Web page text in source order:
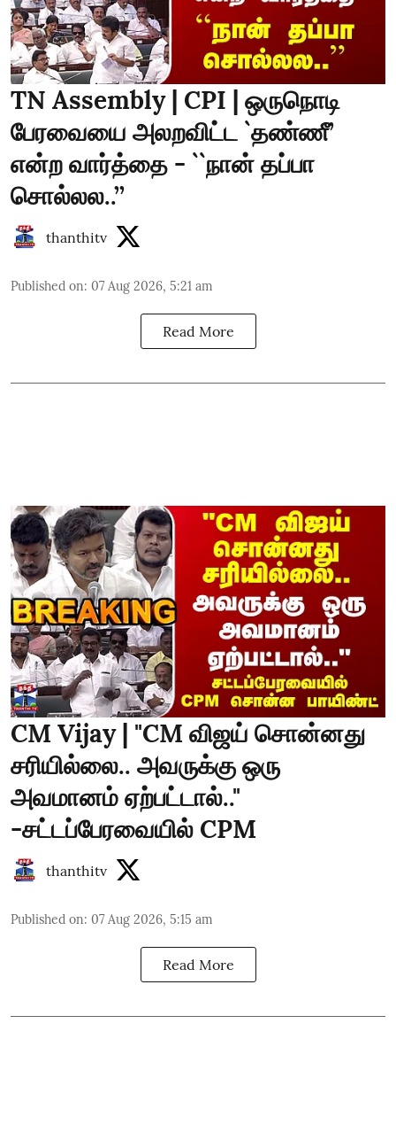
TN Assembly | CPI | ஒருநொடி
பேரவையை அலறவிட்ட `தண்ணீ’
என்ற வார்த்தை - ``நான் தப்பா
சொல்லல..’’
thanthitv
Published on: 07 Aug 2026, 5:21 am
Read More
CM Vijay | "CM விஜய் சொன்னது
சரியில்லை.. அவருக்கு ஒரு
அவமானம் ஏற்பட்டால்.."
-சட்டப்பேரவையில் CPM
thanthitv
Published on: 07 Aug 2026, 5:15 am
Read More